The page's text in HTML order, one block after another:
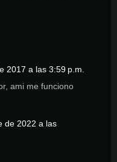
2017 a las 3:59 p.m.
ami me funciono
de 2022 a las